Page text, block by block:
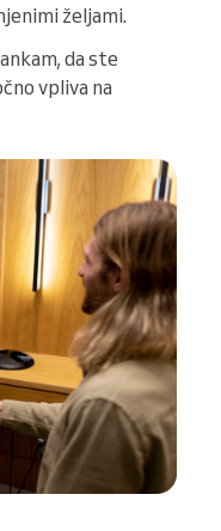
željami.
da ste
vpliva na